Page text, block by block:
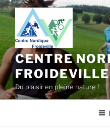
Aller
au
contenu
principal
CENTRE
FROIDEVILLE
Du plaisir en pleine nature !